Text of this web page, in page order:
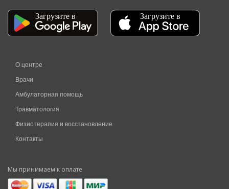
О центре
Врачи
Амбулаторная помощь
Травматология
Физиотерапия и восстановление
Контакты
Мы принимаем к оплате